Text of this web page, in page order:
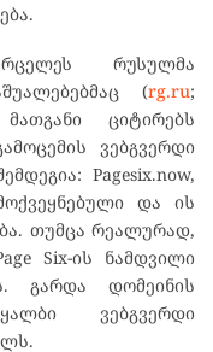
რუსულმა
(rg.ru;
ციტირებს
ვებგვერდი
Pagesix.now,
და ის
თუმცა რეალურად,
Six-ის ნამდვილი
გარდა დომეინის
ვებგვერდი